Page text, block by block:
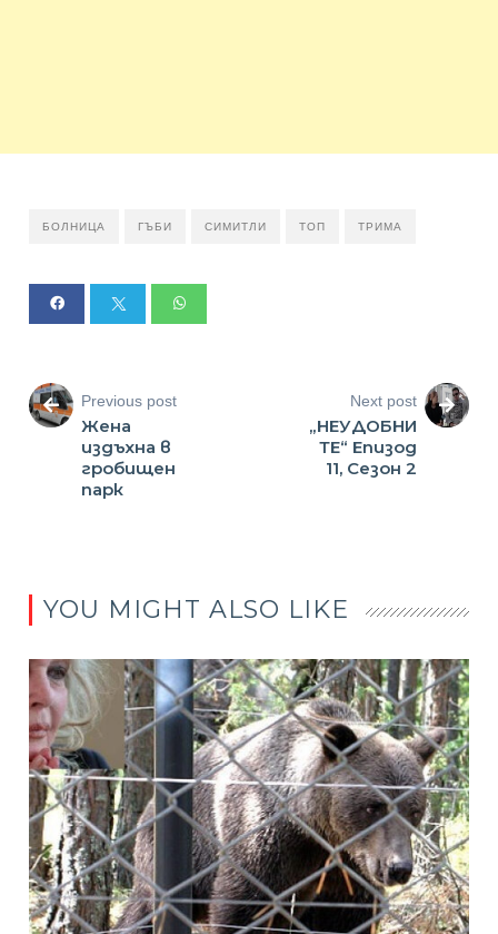
БОЛНИЦА ГЪБИ СИМИТЛИ ТОП ТРИМА
Previous post
Жена
издъхна в
гробищен
парк
Next post
„НЕУДОБНИ
ТЕ“ Епизод
11, Сезон 2
YOU MIGHT ALSO LIKE